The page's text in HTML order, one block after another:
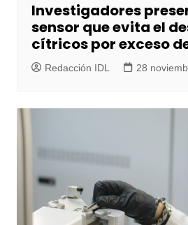
Investigadores
sensor que evita el
cítricos por exceso
Redacción IDL 28